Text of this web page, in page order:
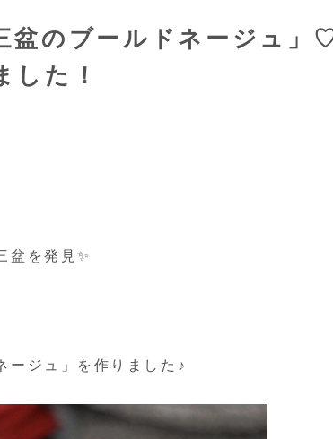
盆のブールドネージュ」
した！
盆を発見✨
ージュ」を作りました♪